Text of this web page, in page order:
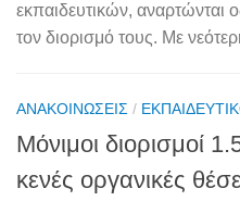
εκπαιδευτικών, αναρτώνται
τον διορισμό τους. Με
ΑΝΑΚΟΙΝΏΣΕΙΣ /
Μόνιμοι διορισμοί
κενές οργανικές